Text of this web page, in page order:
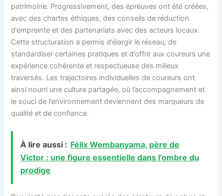
patrimoine. Progressivement, des épreuves ont été créées,
avec des chartes éthiques, des conseils de réduction
d’empreinte et des partenariats avec des acteurs locaux.
Cette structuration a permis d’élargir le réseau, de
standardiser certaines pratiques et d’offrir aux coureurs une
expérience cohérente et respectueuse des milieux
traversés. Les trajectoires individuelles de coureurs ont
ainsi nourri une culture partagée, où l’accompagnement et
le souci de l’environnement deviennent des marqueurs de
qualité et de confiance.
À lire aussi : Félix Wembanyama, père de
Victor : une figure essentielle dans l’ombre du
prodige